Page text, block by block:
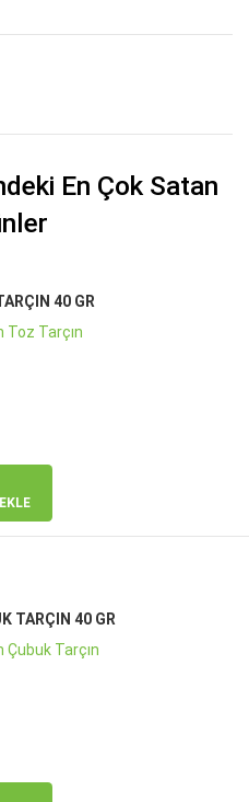
En Çok Satan
40 GR
Toz Tarçın
TARÇIN 40 GR
Çubuk Tarçın